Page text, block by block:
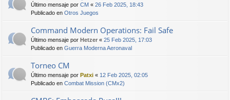
Último mensaje por CM « 26 Feb 2025, 18:43
Publicado en Otros Juegos
Command Modern Operations: Fail Safe
Último mensaje por Hetzer « 25 Feb 2025, 17:03
Publicado en Guerra Moderna Aeronaval
Torneo CM
Último mensaje por Patxi « 12 Feb 2025, 02:05
Publicado en Combat Mission (CMx2)